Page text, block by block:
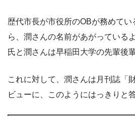
歴代市長が市役所のOBが務めて
ら、潤さんの名前があがっている
氏と潤さんは早稲田大学の先輩後
これに対して、潤さんは月刊誌「
ビューに、このようにはっきりと